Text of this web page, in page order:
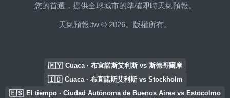
您的首選，提供全球城市的準確即時天氣預報。
天氣預報.tw © 2026。版權所有。
🇲🇾 Cuaca · 布宜諾斯艾利斯 vs 斯德哥爾摩
🇮🇩 Cuaca · 布宜諾斯艾利斯 vs Stockholm
🇪🇸 El tiempo · Ciudad Autónoma de Buenos Aires vs Estocolmo